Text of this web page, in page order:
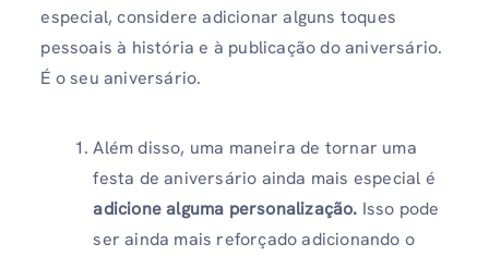
especial, considere adicionar alguns toques
pessoais à história e à publicação do aniversário.
É o seu aniversário.
Além disso, uma maneira de tornar uma
festa de aniversário ainda mais especial é
adicione alguma personalização. Isso pode
ser ainda mais reforçado adicionando o